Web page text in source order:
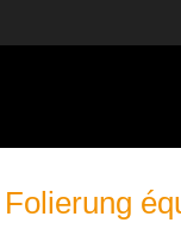
Folierung